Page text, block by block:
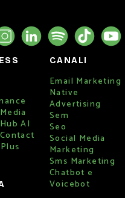
AI
CANALI
Email Marketing
Native
Advertising
Sem
Seo
Social Media
Marketing
Sms Marketing
Chatbot e
Voicebot